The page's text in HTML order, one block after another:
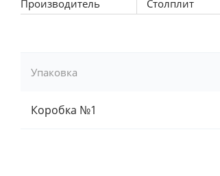
Производитель
Столплит
Упаковка
Коробка №1